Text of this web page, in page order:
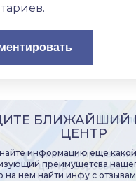
БЛИЖАЙШИЙ
ЦЕНТР
информацию еще
преимущетсва
на нем найти инфу с